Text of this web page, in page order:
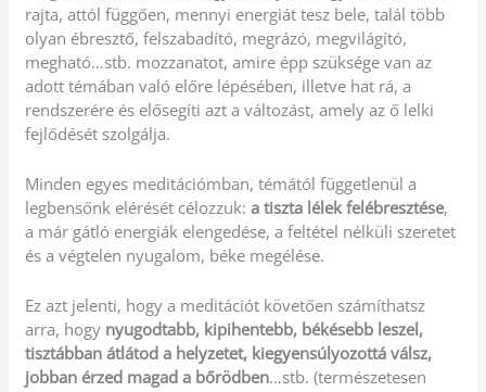
rajta, attól függően, mennyi energiát tesz bele, talál több
olyan ébresztő, felszabadító, megrázó, megvilágító,
megható…stb. mozzanatot, amire épp szüksége van az
adott témában való előre lépésében, illetve hat rá, a
rendszerére és elősegíti azt a változást, amely az ő lelki
fejlődését szolgálja.
Minden egyes meditációmban, témától függetlenül a
legbensőnk elérését célozzuk:a tiszta lélek felébresztése,
a már gátló energiák elengedése, a feltétel nélküli szeretet
és a végtelen nyugalom, béke megélése.
Ez azt jelenti, hogy a meditációt követően számíthatsz
arra, hogy nyugodtabb, kipihentebb, békésebb leszel,
tisztábban átlátod a helyzetet, kiegyensúlyozottá válsz,
jobban érzed magad a bőrödben…stb. (természetesen